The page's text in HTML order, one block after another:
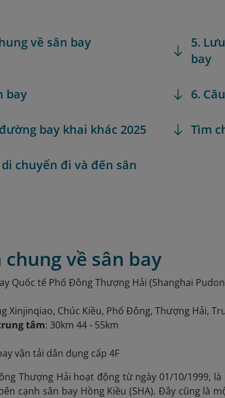
về sân bay
bay
bay khai khác 2025
chuyển đi và đến sân
5.
bay
6.
Tìm
về sân bay
Quốc tế Phố Đông Thượng Hải (Shanghai
Xinjinqiao, Chúc Kiều, Phố Đông, Thượng Hải,
tâm: 30km 44 - 55km
vận tải dân dụng cấp 4F
Thượng Hải hoạt động từ ngày 01/10/1999,
cạnh sân bay Hồng Kiều (SHA). Đây cũng là